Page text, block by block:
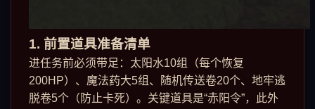
1. 前置道具准备清单
进任务前必须带足：太阳水10组（每个恢复
200HP）、魔法药大5组、随机传送卷20个、地牢逃
脱卷5个（防止卡死）。关键道具是“赤阳令”，此外